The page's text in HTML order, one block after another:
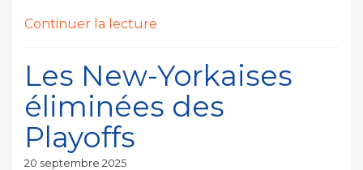
Continuer la lecture
inédit
du
CP
Liège
Les New-Yorkaises
éliminées des
Playoffs
Publié
20 septembre 2025